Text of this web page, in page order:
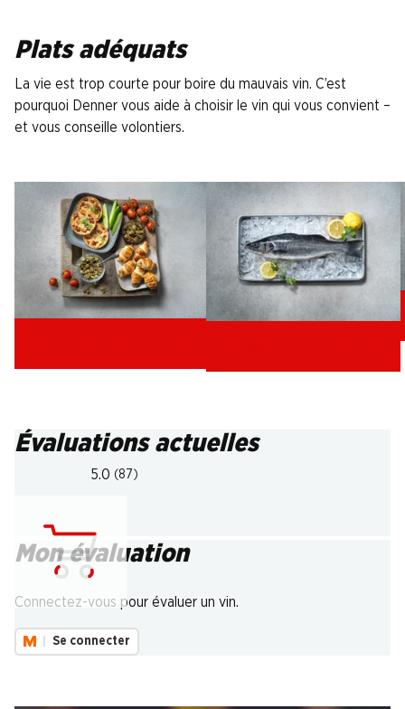
Plats adéquats
La vie est trop courte pour boire du mauvais vin. C’est
pourquoi Denner vous aide à choisir le vin qui vous convient –
et vous conseille volontiers.
Évaluations actuelles
5.0 (87)
Mon évaluation
Connectez-vous pour évaluer un vin.
Se connecter